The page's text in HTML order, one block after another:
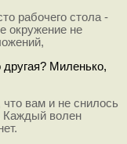
рабочего стола -
окружение не
другая? Миленько,
вам и не снилось
Каждый волен